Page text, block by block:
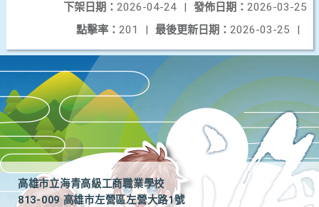
發佈日期： 2026-03-25
下架日期： 2026-04-24
|
最後更新日期： 2026-03-25 |
點擊率： 201 |
高雄市立海青高級工商職業學校
813-009 高雄市左營區左營大路1號